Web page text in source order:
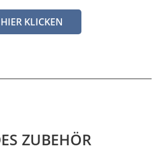
HIER KLICKEN
ZUBEHÖR